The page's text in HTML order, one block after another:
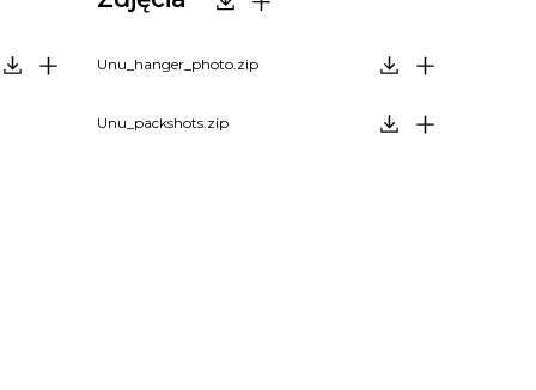
Unu_hanger_photo.zip
Unu_packshots.zip